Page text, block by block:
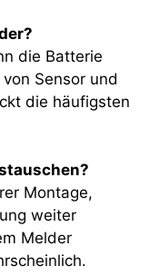
die Batterie
Sensor und
die häufigsten
Montage,
weiter
Melder